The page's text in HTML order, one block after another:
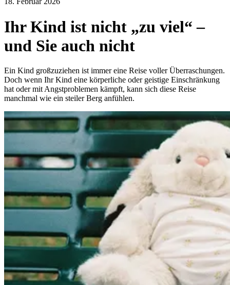
Ihr Kind ist nicht „zu viel“ –
und Sie auch nicht
Ein Kind großzuziehen ist immer eine Reise voller Überraschungen.
Doch wenn Ihr Kind eine körperliche oder geistige Einschränkung
hat oder mit Angstproblemen kämpft, kann sich diese Reise
manchmal wie ein steiler Berg anfühlen.